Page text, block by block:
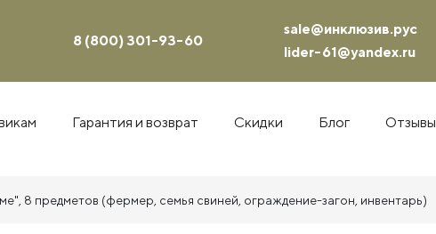
8 (800) 301-93-60
sale@инклюзив.рус
lider-61@yandex.ru
Гарантия и возврат Скидки Блог Отзывы
8 предметов (фермер, семья свиней, ограждение-загон, инвентарь)